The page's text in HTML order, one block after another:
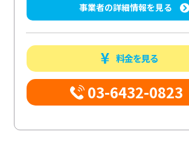
事業者の詳細情報を見る
料金を見る
03-6432-0823